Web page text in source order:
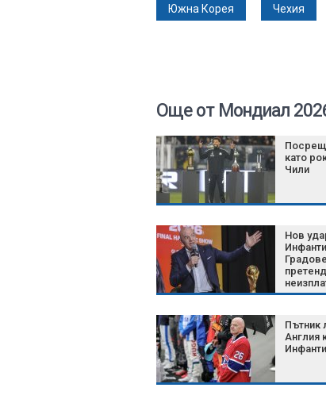
Южна Корея Чехия
Още от Мондиал
като
Чили
Нов
Пътник
Англия